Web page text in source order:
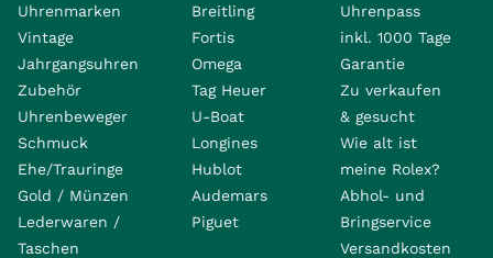
Uhrenmarken
Vintage
Jahrgangsuhren
Zubehör
Uhrenbeweger
Schmuck
Ehe/Trauringe
Gold / Münzen
Lederwaren /
Taschen
Breitling
Fortis
Omega
Tag Heuer
U-Boat
Longines
Hublot
Audemars
Piguet
Uhrenpass
inkl. 1000 Tage
Garantie
Zu verkaufen
& gesucht
Wie alt ist
meine Rolex?
Abhol- und
Bringservice
Versandkosten